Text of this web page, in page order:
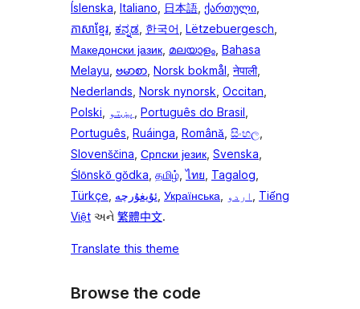
Íslenska, Italiano, 日本語, ქართული,
ភាសាខ្មែរ, ಕನ್ನಡ, 한국어, Lëtzebuergesch,
Македонски јазик, മലയാളം, Bahasa
Melayu, ဗမာစာ, Norsk bokmål, नेपाली,
Nederlands, Norsk nynorsk, Occitan,
Polski, پښتو , Português do Brasil,
Português, Ruáinga, Română, සිංහල,
Slovenščina, Српски језик, Svenska,
Ślōnskŏ gŏdka, தமிழ்,ไทย, Tagalog,
Türkçe, ئۇيغۇرچە, Українська, اردو , Tiếng
Việt અને 繁體中文.
Translate this theme
Browse the code